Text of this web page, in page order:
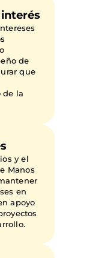
de
que
de la
y el
Manos
en
apoyo